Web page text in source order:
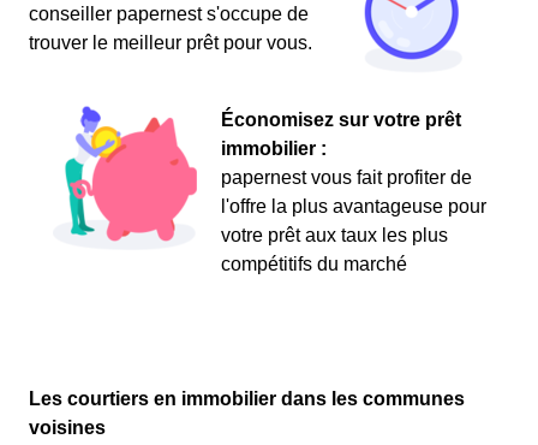
conseiller papernest s'occupe de
trouver le meilleur prêt pour vous.
Économisez sur votre prêt
immobilier :
papernest vous fait profiter de
l'offre la plus avantageuse pour
votre prêt aux taux les plus
compétitifs du marché
Les courtiers en immobilier dans les communes
voisines